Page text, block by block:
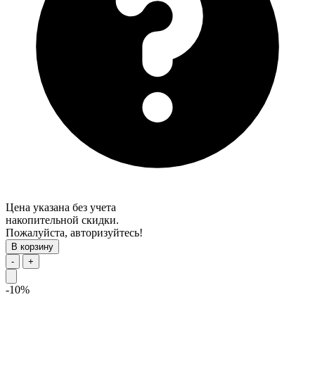
Цена указана без учета
накопительной скидки.
Пожалуйста, авторизуйтесь!
В корзину
-
+
-10%